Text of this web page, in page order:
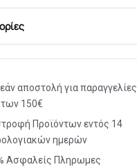
αποστολή για παραγγελίες
150€
Προϊόντων εντός 14
ημερών
Ασφαλείς Πληρωμες